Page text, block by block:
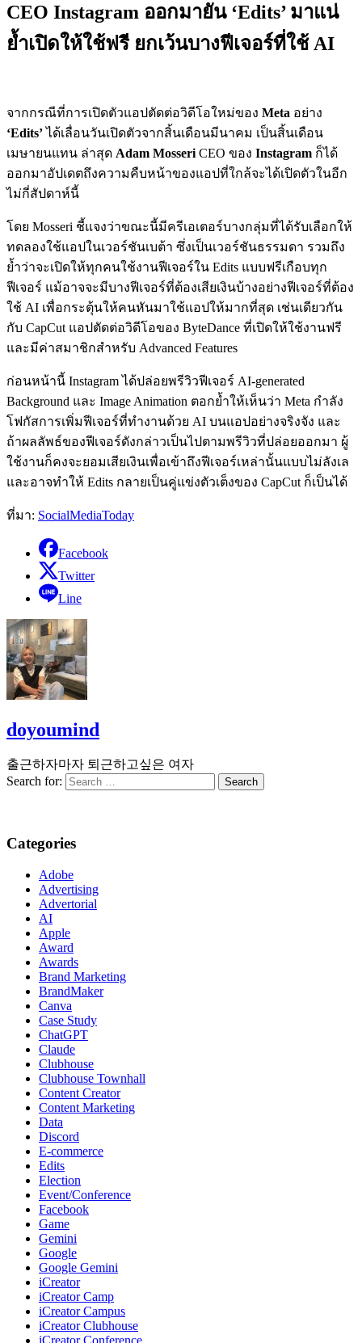
CEO Instagram ออกมายัน ‘Edits’ มาแน่
ย้ำเปิดให้ใช้ฟรี ยกเว้นบางฟีเจอร์ที่ใช้ AI
จากกรณีที่การเปิดตัวแอปตัดต่อวิดีโอใหม่ของ Meta อย่าง
‘Edits’ได้เลื่อนวันเปิดตัวจากสิ้นเดือนมีนาคม เป็นสิ้นเดือน
เมษายนแทน ล่าสุด Adam Mosseri CEO ของ Instagram ก็ได้
ออกมาอัปเดตถึงความคืบหน้าของแอปที่ใกล้จะได้เปิดตัวในอีก
ไม่กี่สัปดาห์นี้
โดย Mosseri ชี้แจงว่าขณะนี้มีครีเอเตอร์บางกลุ่มที่ได้รับเลือกให้
ทดลองใช้แอปในเวอร์ชันเบต้า ซึ่งเป็นเวอร์ชันธรรมดา รวมถึง
ย้ำว่าจะเปิดให้ทุกคนใช้งานฟีเจอร์ใน Edits แบบฟรีเกือบทุก
ฟีเจอร์ แม้อาจจะมีบางฟีเจอร์ที่ต้องเสียเงินบ้างอย่างฟีเจอร์ที่ต้อง
ใช้ AI เพื่อกระตุ้นให้คนหันมาใช้แอปให้มากที่สุด เช่นเดียวกัน
กับ CapCut แอปตัดต่อวิดีโอของ ByteDance ที่เปิดให้ใช้งานฟรี
และมีค่าสมาชิกสำหรับ Advanced Features
ก่อนหน้านี้ Instagram ได้ปล่อยพรีวิวฟีเจอร์ AI-generated
Background และ Image Animation ตอกย้ำให้เห็นว่า Meta กำลัง
โฟกัสการเพิ่มฟีเจอร์ที่ทำงานด้วย AI บนแอปอย่างจริงจัง และ
ถ้าผลลัพธ์ของฟีเจอร์ดังกล่าวเป็นไปตามพรีวิวที่ปล่อยออกมา ผู้
ใช้งานก็คงจะยอมเสียเงินเพื่อเข้าถึงฟีเจอร์เหล่านั้นแบบไม่ลังเล
และอาจทำให้ Edits กลายเป็นคู่แข่งตัวเต็งของ CapCut ก็เป็นได้
ที่มา: SocialMediaToday
Facebook
Twitter
Line
doyoumind
출근하자마자 퇴근하고싶은 여자
Search for:
Categories
Adobe
Advertising
Advertorial
AI
Apple
Award
Awards
Brand Marketing
BrandMaker
Canva
Case Study
ChatGPT
Claude
Clubhouse
Clubhouse Townhall
Content Creator
Content Marketing
Data
Discord
E-commerce
Edits
Election
Event/Conference
Facebook
Game
Gemini
Google
Google Gemini
iCreator
iCreator Camp
iCreator Campus
iCreator Clubhouse
iCreator Conference